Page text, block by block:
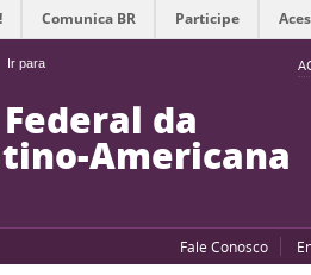
Ir para
Comunica BR Participe
da
Americana
Fale Conosco